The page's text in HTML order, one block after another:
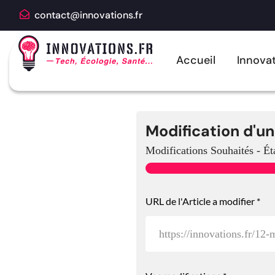
contact@innovations.fr
Accueil
Modification
Modifications Souhaités -
URL de l'Article a modifier *